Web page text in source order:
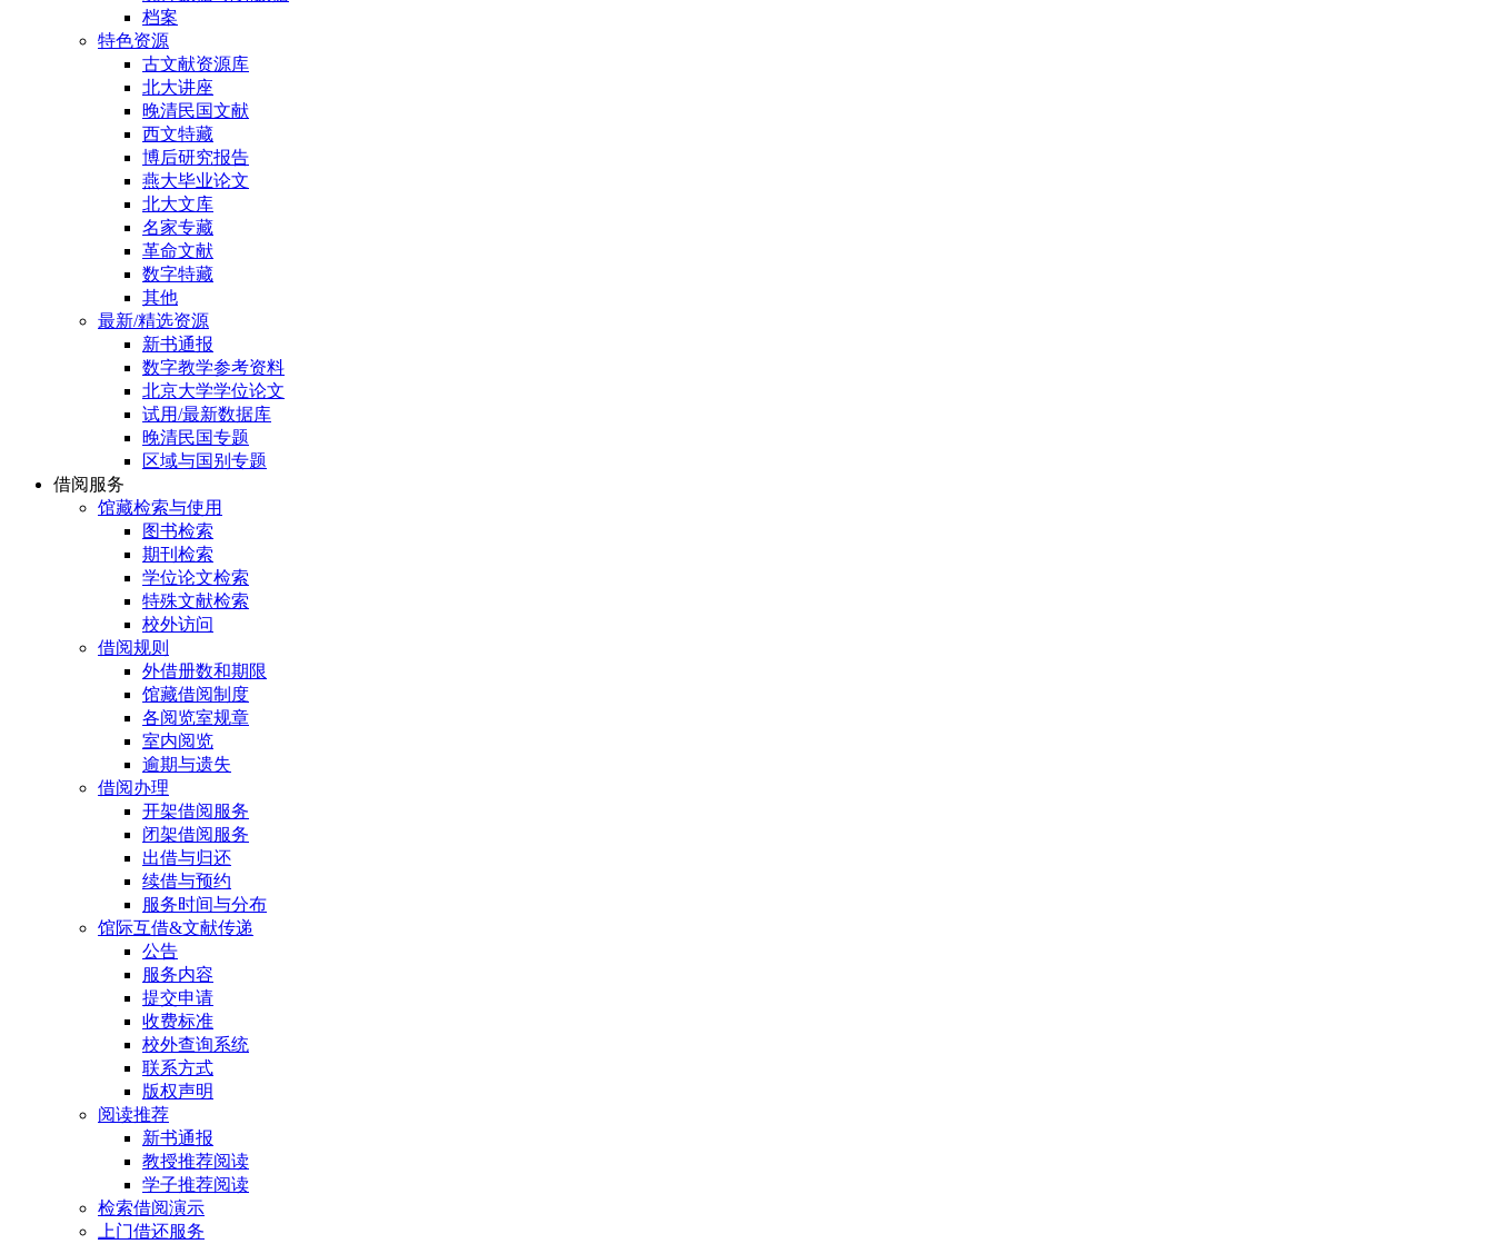
档案
特色资源
古文献资源库
北大讲座
晚清民国文献
西文特藏
博后研究报告
燕大毕业论文
北大文库
名家专藏
革命文献
数字特藏
其他
最新/精选资源
新书通报
数字教学参考资料
北京大学学位论文
试用/最新数据库
晚清民国专题
区域与国别专题
借阅服务
馆藏检索与使用
图书检索
期刊检索
学位论文检索
特殊文献检索
校外访问
借阅规则
外借册数和期限
馆藏借阅制度
各阅览室规章
室内阅览
逾期与遗失
借阅办理
开架借阅服务
闭架借阅服务
出借与归还
续借与预约
服务时间与分布
馆际互借&文献传递
公告
服务内容
提交申请
收费标准
校外查询系统
联系方式
版权声明
阅读推荐
新书通报
教授推荐阅读
学子推荐阅读
检索借阅演示
上门借还服务